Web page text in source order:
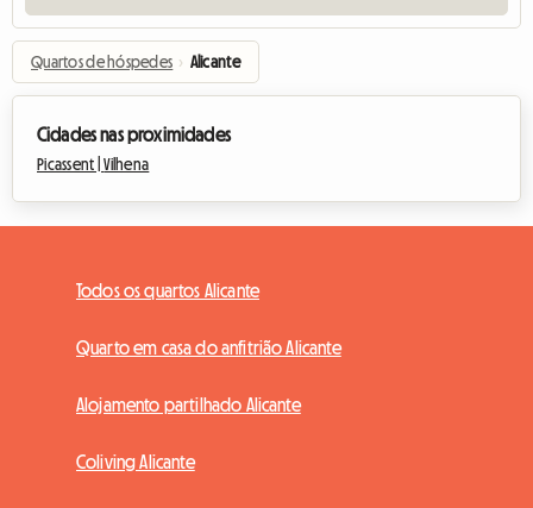
Quartos de hóspedes › Alicante
Cidades nas proximidades
Picassent |Vilhena
Todos os quartos Alicante
Quarto em casa do anfitrião Alicante
Alojamento partilhado Alicante
Coliving Alicante